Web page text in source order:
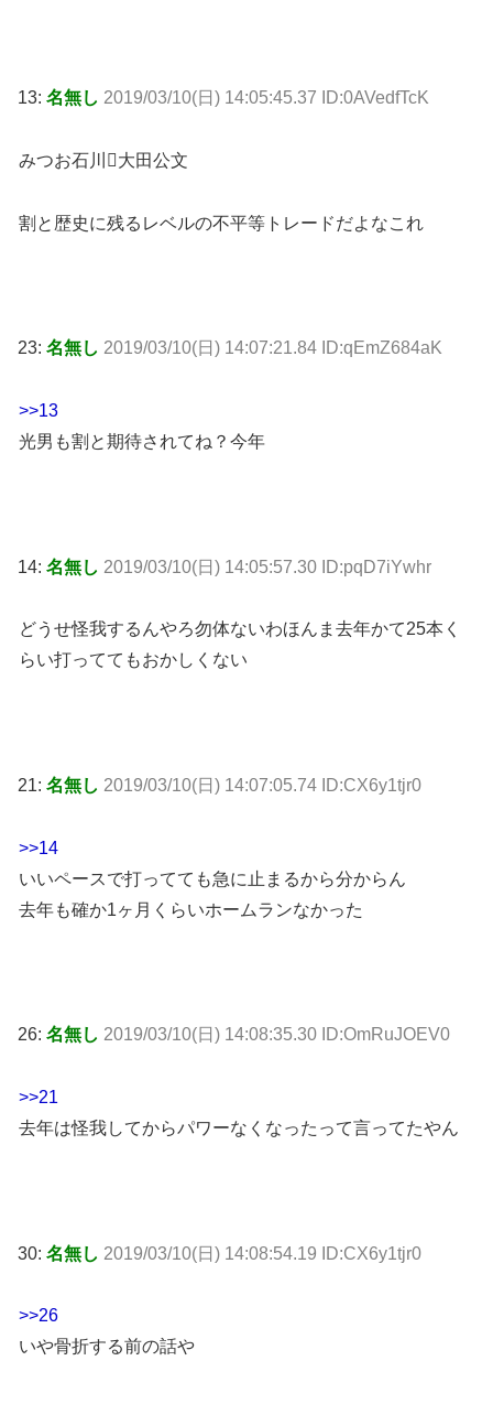
13: 名無し 2019/03/10(日) 14:05:45.37 ID:0AVedfTcK
みつお石川大田公文
割と歴史に残るレベルの不平等トレードだよなこれ
23: 名無し 2019/03/10(日) 14:07:21.84 ID:qEmZ684aK
>>13
光男も割と期待されてね？今年
14: 名無し 2019/03/10(日) 14:05:57.30 ID:pqD7iYwhr
どうせ怪我するんやろ勿体ないわほんま去年かて25本く
らい打っててもおかしくない
21: 名無し 2019/03/10(日) 14:07:05.74 ID:CX6y1tjr0
>>14
いいペースで打ってても急に止まるから分からん
去年も確か1ヶ月くらいホームランなかった
26: 名無し 2019/03/10(日) 14:08:35.30 ID:OmRuJOEV0
>>21
去年は怪我してからパワーなくなったって言ってたやん
30: 名無し 2019/03/10(日) 14:08:54.19 ID:CX6y1tjr0
>>26
いや骨折する前の話や